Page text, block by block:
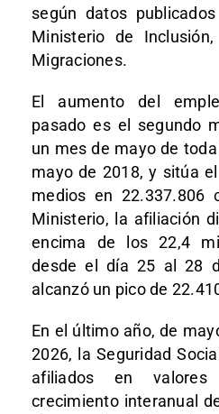
según datos
Ministerio de
Migraciones.
El aumento del
pasado es el segundo
un mes de mayo de
mayo de 2018, y sitúa
medios en 22.337.806
Ministerio, la afiliación
encima de los 22,4
desde el día 25 al 28
alcanzó un pico de
En el último año, de
2026, la Seguridad
afiliados en
crecimiento interanual